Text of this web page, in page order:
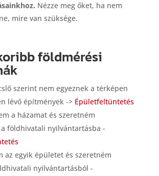
Nézze meg őket, ha nem
mire van szüksége.
földmérési
szerint nem egyeznek a térképen
lévő építmények -> Épületfeltüntetés
a házamat és szeretném
földhivatali nyilvántartásba -
az egyik épületet és szeretném
nyilvántartásból -